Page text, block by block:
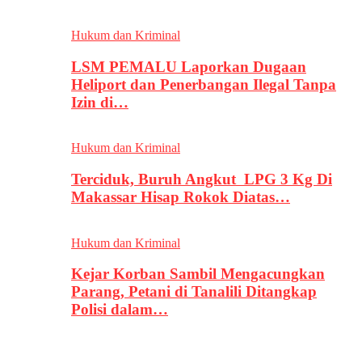
Hukum dan Kriminal
LSM PEMALU Laporkan Dugaan
Heliport dan Penerbangan Ilegal Tanpa
Izin di…
Hukum dan Kriminal
Terciduk, Buruh Angkut LPG 3 Kg Di
Makassar Hisap Rokok Diatas…
Hukum dan Kriminal
Kejar Korban Sambil Mengacungkan
Parang, Petani di Tanalili Ditangkap
Polisi dalam…